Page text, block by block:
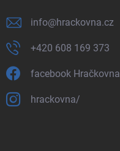
info@hrackovna.cz
+420 608 169 373
facebook Hračkovna
hrackovna/